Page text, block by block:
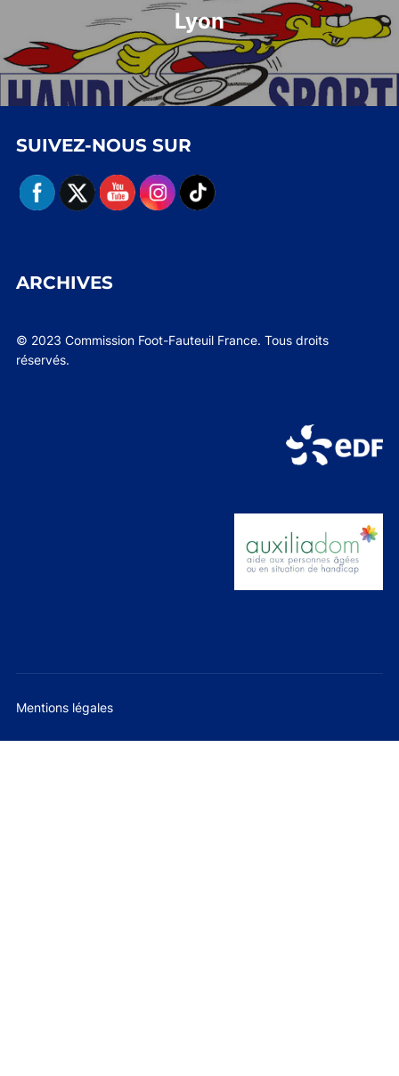
l’article
Lyon
SUIVEZ-NOUS SUR
ARCHIVES
© 2023 Commission Foot-Fauteuil France. Tous droits
réservés.
Mentions légales